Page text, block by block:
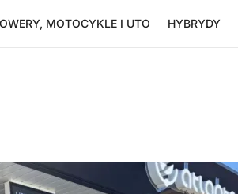
MOTOCYKLE I UTO HYBRYDY